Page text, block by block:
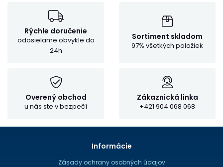
Rýchle doručenie
odosielame obvykle do
24h
Sortiment skladom
97% všetkých položiek
Overený obchod
u nás ste v bezpečí
Zákaznická linka
+421 904 068 068
Informácie
Zásady ochrany osobných údajov